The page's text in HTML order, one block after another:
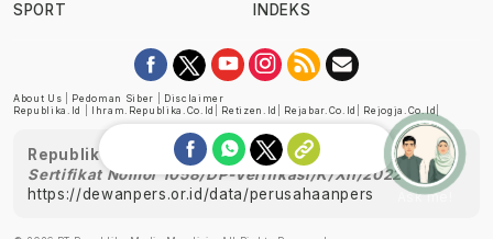
SPORT
INDEKS
About Us Pedoman Siber
Disclaimer
Republika.id
Ihram.republika.co.id Retizen.id Rejabar.co.id Rejogja.co.id
Republika telah diverifikasi oleh Dewan Pers
Sertifikat Nomor 1058/DP-Verifikasi/K/XII/2022
https://dewanpers.or.id/data/perusahaanpers
Ask me!